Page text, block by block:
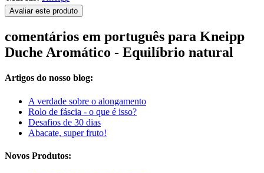
Avaliar este produto
comentários em português para Kneipp
Duche Aromático - Equilíbrio natural
Artigos do nosso blog:
A verdade sobre o alongamento
Rolo de fáscia - o que é isso?
Desafios de 30 dias
Abacate, super fruto!
Novos Produtos: